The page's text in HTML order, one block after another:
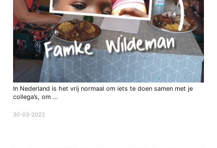
In Nederland is het vrij normaal om iets te doen samen met je
collega’s, om …
30-03-2022